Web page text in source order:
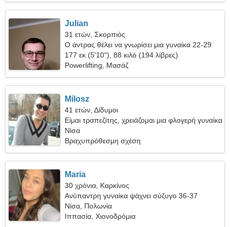
Julian
31 ετών, Σκορπιός
Ο άντρας θέλει να γνωρίσει μια γυναίκα 22-29
177 εκ (5'10"), 88 κιλό (194 λίβρες)
Powerlifting, Μασάζ
Milosz
41 ετών, Δίδυμοι
Είμαι τραπεζίτης, χρειάζομαι μια φλογερή γυναίκα
Νίσα
Βραχυπρόθεσμη σχέση
Maria
30 χρόνια, Καρκίνος
Ανύπαντρη γυναίκα ψάχνει σύζυγο 36-37
Νίσα, Πολωνία
Ιππασία, Χιονοδρόμια